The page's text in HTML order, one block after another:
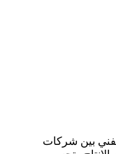
بين شركات